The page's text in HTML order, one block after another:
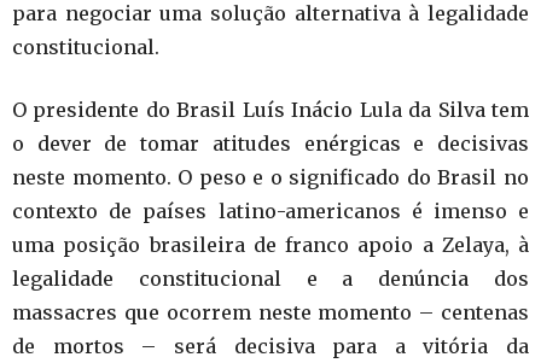
para negociar uma solução alternativa à legalidade
constitucional.
O presidente do Brasil Luís Inácio Lula da Silva tem
o dever de tomar atitudes enérgicas e decisivas
neste momento. O peso e o significado do Brasil no
contexto de países latino-americanos é imenso e
uma posição brasileira de franco apoio a Zelaya, à
legalidade constitucional e a denúncia dos
massacres que ocorrem neste momento – centenas
de mortos – será decisiva para a vitória da